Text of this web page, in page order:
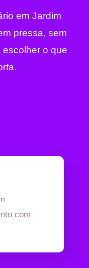
em Jardim
pressa, sem
escolher o que
com